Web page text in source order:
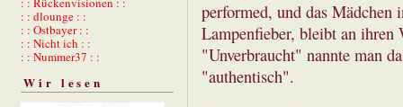
: : dlounge : :
: : Ostbayer : :
: : Nicht ich : :
: : Nummer37 : :
Wir lesen
performed, und das Mädchen
Lampenfieber, bleibt an ihren
"Unverbraucht" nannte man
"authentisch".